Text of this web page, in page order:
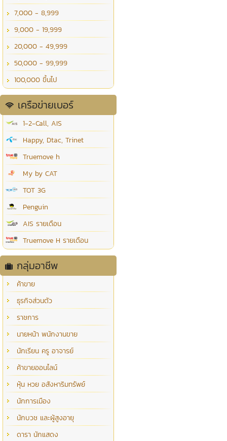
7,000 - 8,999
9,000 - 19,999
20,000 - 49,999
50,000 - 99,999
100,000 ขึ้นไป
เครือข่ายเบอร์
1-2-Call, AIS
Happy, Dtac, Trinet
Truemove h
My by CAT
TOT 3G
Penguin
AIS รายเดือน
Truemove H รายเดือน
กลุ่มอาชีพ
ค้าขาย
ธุรกิจส่วนตัว
ราชการ
นายหน้า พนักงานขาย
นักเรียน ครู อาจารย์
ค้าขายออนไลน์
หุ้น หวย อสังหาริมทรัพย์
นักการเมือง
นักบวช และผู้สูงอายุ
ดารา นักแสดง